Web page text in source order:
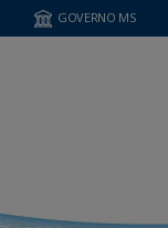
GOVERNO MS